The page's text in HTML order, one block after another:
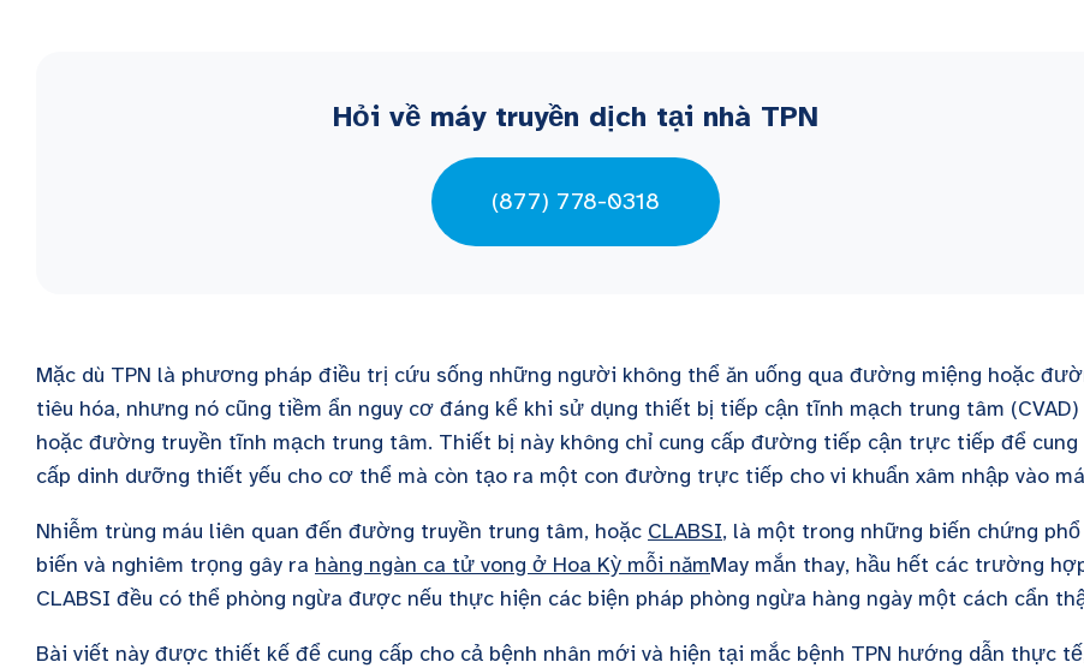
Hỏi về máy truyền dịch tại nhà TPN
(877) 778-0318
Mặc dù TPN là phương pháp điều trị cứu sống những người không thể ăn uống qua đường miệng hoặc
tiêu hóa, nhưng nó cũng tiềm ẩn nguy cơ đáng kể khi sử dụng thiết bị tiếp cận tĩnh mạch trung tâm (CVAD)
hoặc đường truyền tĩnh mạch trung tâm. Thiết bị này không chỉ cung cấp đường tiếp cận trực tiếp để cung
cấp dinh dưỡng thiết yếu cho cơ thể mà còn tạo ra một con đường trực tiếp cho vi khuẩn xâm nhập vào
Nhiễm trùng máu liên quan đến đường truyền trung tâm, hoặc CLABSI, là một trong những biến chứng phổ
biến và nghiêm trọng gây ra hàng ngàn ca tử vong ở Hoa Kỳ mỗi nămMay mắn thay, hầu hết các trường
CLABSI đều có thể phòng ngừa được nếu thực hiện các biện pháp phòng ngừa hàng ngày một cách cẩn
Bài viết này được thiết kế để cung cấp cho cả bệnh nhân mới và hiện tại mắc bệnh TPN hướng dẫn thực